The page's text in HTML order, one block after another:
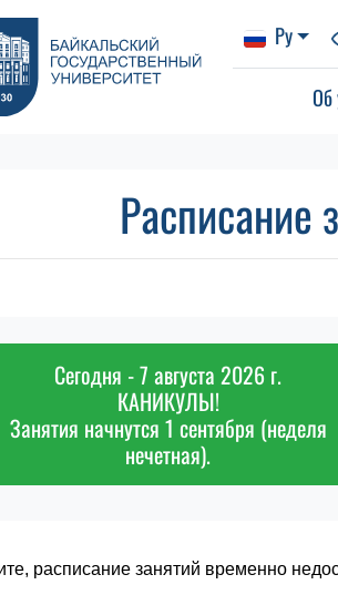
Ру
Об
Расписание
Сегодня - 7 августа 2026 г.
КАНИКУЛЫ!
Занятия начнутся 1 сентября (неделя
нечетная).
расписание занятий временно